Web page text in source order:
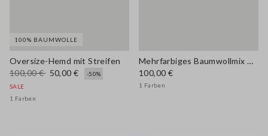
100% BAUMWOLLE
Oversize-Hemd mit Streifen
100,00 € 50,00 €
-50%
SALE
1 Farben
Mehrfarbiges Baumwollmix Hemd im Regular Fit
100,00 €
1 Farben